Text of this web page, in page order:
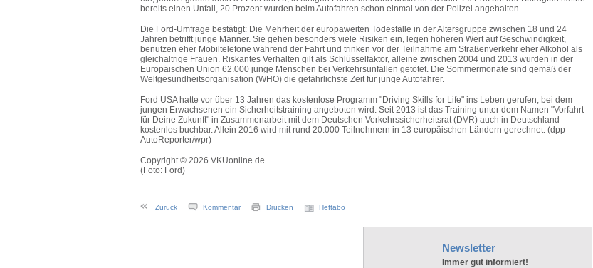
bereits einen Unfall, 20 Prozent wurden beim Autofahren schon einmal von der Polizei angehalten.
Die Ford-Umfrage bestätigt: Die Mehrheit der europaweiten Todesfälle in der Altersgruppe zwischen 18 und 24
Jahren betrifft junge Männer. Sie gehen besonders viele Risiken ein, legen höheren Wert auf Geschwindigkeit,
benutzen eher Mobiltelefone während der Fahrt und trinken vor der Teilnahme am Straßenverkehr eher Alkohol als
gleichaltrige Frauen. Riskantes Verhalten gilt als Schlüsselfaktor, alleine zwischen 2004 und 2013 wurden in der
Europäischen Union 62.000 junge Menschen bei Verkehrsunfällen getötet. Die Sommermonate sind gemäß der
Weltgesundheitsorganisation (WHO) die gefährlichste Zeit für junge Autofahrer.
Ford USA hatte vor über 13 Jahren das kostenlose Programm "Driving Skills for Life" ins Leben gerufen, bei dem
jungen Erwachsenen ein Sicherheitstraining angeboten wird. Seit 2013 ist das Training unter dem Namen "Vorfahrt
für Deine Zukunft" in Zusammenarbeit mit dem Deutschen Verkehrssicherheitsrat (DVR) auch in Deutschland
kostenlos buchbar. Allein 2016 wird mit rund 20.000 Teilnehmern in 13 europäischen Ländern gerechnet. (dpp-
AutoReporter/wpr)
Copyright © 2026 VKUonline.de
(Foto: Ford)
Zurück Kommentar Drucken Heftabo
Newsletter
Immer gut informiert!